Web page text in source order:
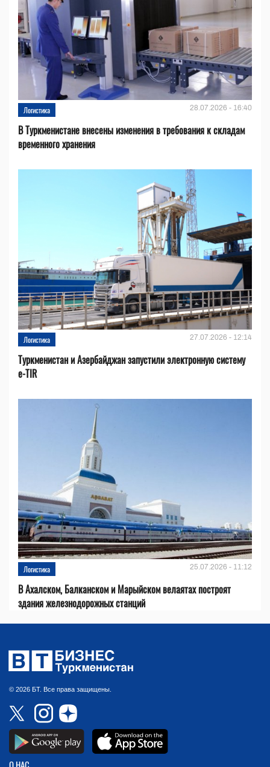
Логистика 28.07.2026 - 16:40
В Туркменистане внесены изменения в требования к складам
временного хранения
Логистика 27.07.2026 - 12:14
Туркменистан и Азербайджан запустили электронную систему
e-TIR
Логистика 25.07.2026 - 11:12
В Ахалском, Балканском и Марыйском велаятах построят
здания железнодорожных станций
© 2026 БТ. Все права защищены.
О НАС